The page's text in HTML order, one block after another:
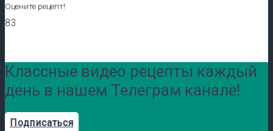
Оцените рецепт!
83
Классные видео рецепты каждый
день в нашем Телеграм канале!
Подписаться